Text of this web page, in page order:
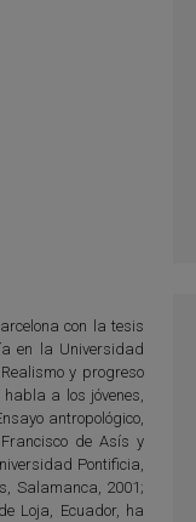
con la tesis
en la Universidad
y progreso
a los jóvenes,
antropológico,
de Asís y
Pontificia,
Salamanca, 2001;
Loja, Ecuador, ha